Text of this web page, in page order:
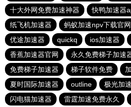
十大外网免费加速神器
快鸭加速器
纸飞机加速器
蚂蚁加速npv下载官
优途加速器
quickq ios加速器
香蕉加速器官网
永久免费梯子加速
免费梯子加速器
梯子软件免费
夏时国际加速器
outline 极光加
闪电猫加速器
雷霆加速免费永久